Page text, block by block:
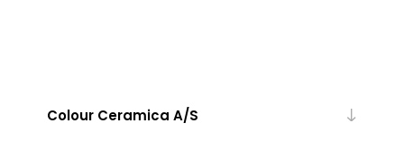
Colour Ceramica A/S